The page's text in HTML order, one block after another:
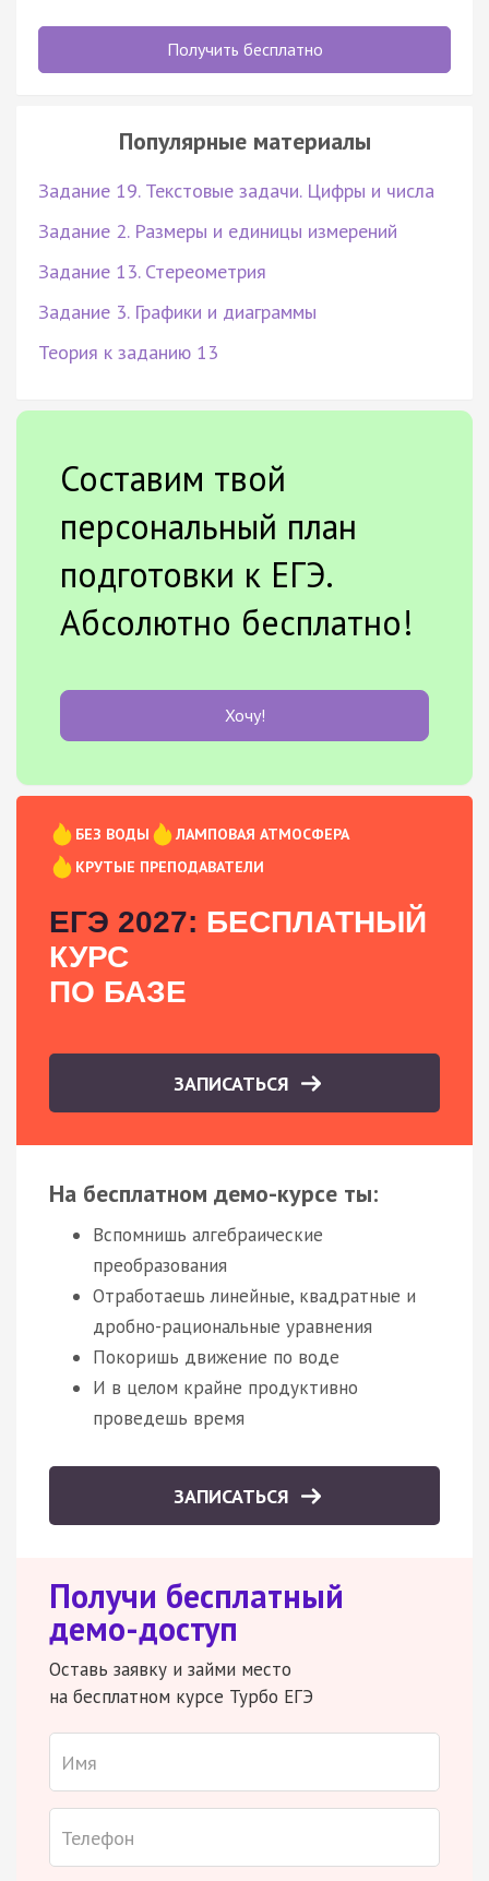
Получить бесплатно
Популярные материалы
Задание 19. Текстовые задачи. Цифры и числа
Задание 2. Размеры и единицы измерений
Задание 13. Стереометрия
Задание 3. Графики и диаграммы
Теория к заданию 13
Составим твой
персональный план
подготовки к ЕГЭ.
Абсолютно бесплатно!
Хочу!
БЕЗ ВОДЫ
ЛАМПОВАЯ АТМОСФЕРА
КРУТЫЕ ПРЕПОДАВАТЕЛИ
ЕГЭ 2027: БЕСПЛАТНЫЙ
КУРС
ПО БАЗЕ
ЗАПИСАТЬСЯ
На бесплатном демо-курсе ты:
Вспомнишь алгебраические
преобразования
Отработаешь линейные, квадратные и
дробно-рациональные уравнения
Покоришь движение по воде
И в целом крайне продуктивно
проведешь время
ЗАПИСАТЬСЯ
Получи бесплатный
демо-доступ
Оставь заявку и займи место
на бесплатном курсе Турбо ЕГЭ